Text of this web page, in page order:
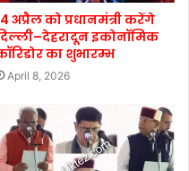
अप्रैल को प्रधानमंत्री करेंगे
इकोनॉमिक
का शुभारम्भ
April 8, 2026